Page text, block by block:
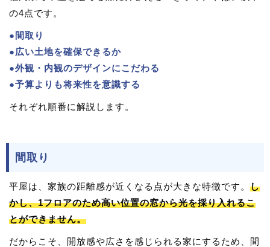
の4点です。
●間取り
●広い土地を確保できるか
●外観・内観のデザインにこだわる
●予算よりも将来性を意識する
それぞれ順番に解説します。
間取り
平屋は、家族の距離感が近くなる点が大きな特徴です。 し
かし、1フロアのため高い位置の窓から光を採り入れるこ
とができません。
だからこそ、開放感や広さを感じられる家にするため、間